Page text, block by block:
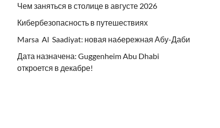
Чем заняться в столице в августе 2026
Кибербезопасность в путешествиях
Marsa Al Saadiyat: новая на6ережная Абу-Даби
Дата назначена: Guggenheim Abu Dhabi
откроется в декабре!